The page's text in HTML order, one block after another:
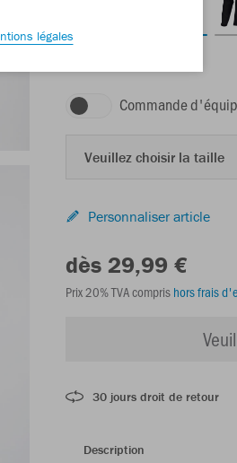
Commande
Veuillez choisir la taille
Personnaliser article
dès 29,99 €
Prix 20% TVA compris hors frais
30 jours droit de retour
Description
légales